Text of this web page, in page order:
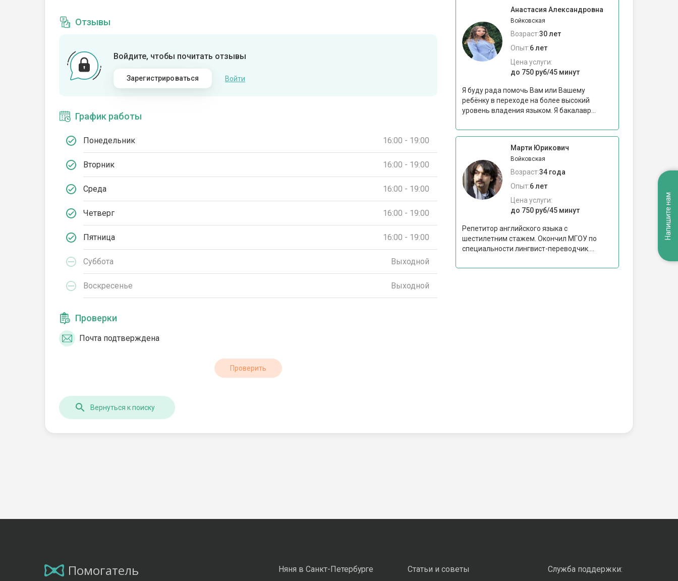
Отзывы
Войдите, чтобы почитать отзывы
Зарегистрироваться Войти
График работы
Понедельник 16:00 - 19:00
Вторник 16:00 - 19:00
Среда 16:00 - 19:00
Четверг 16:00 - 19:00
Пятница 16:00 - 19:00
Суббота Выходной
Воскресенье Выходной
Проверки
Почта подтверждена
Проверить
Анастасия Александровна
Войковская
Возраст:30 лет
Опыт:6 лет
Цена услуги:
до 750 руб/45 минут
Я буду рада помочь Вам или Вашему
ребёнку в переходе на более высокий
уровень владения языком. Я бакалавр...
Марти Юрикович
Войковская
Возраст:34 года
Опыт:6 лет
Цена услуги:
до 750 руб/45 минут
Репетитор английского языка с
шестилетним стажем. Окончил МГОУ по
специальности лингвист-переводчик....
Вернуться к поиску
Помогатель Няня в Санкт-Петербурге Статьи и советы Служба поддержки:
Напишите нам